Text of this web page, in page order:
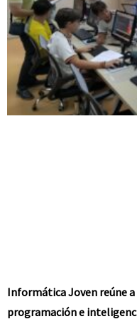
Informática Joven reúne
programación e